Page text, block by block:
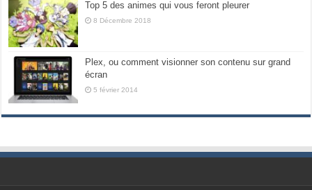
Top 5 des animes qui vous feront pleurer
8 Décembre 2018
Plex, ou comment visionner son contenu sur grand
écran
5 février 2014